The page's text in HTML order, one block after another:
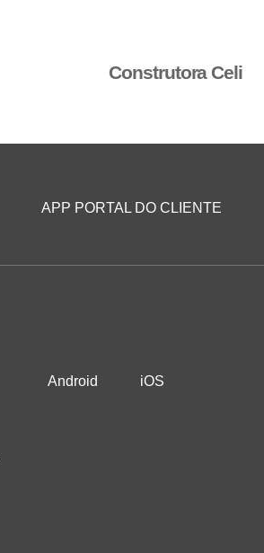
Construtora Celi
APP PORTAL DO CLIENTE
Android iOS